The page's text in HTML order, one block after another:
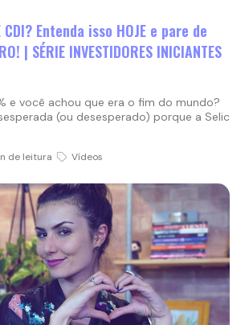
CDI? Entenda isso HOJE e pare de
| SÉRIE INVESTIDORES INICIANTES
e você achou que era o fim do mundo?
(ou desesperado) porque a Selic
de leitura Vídeos